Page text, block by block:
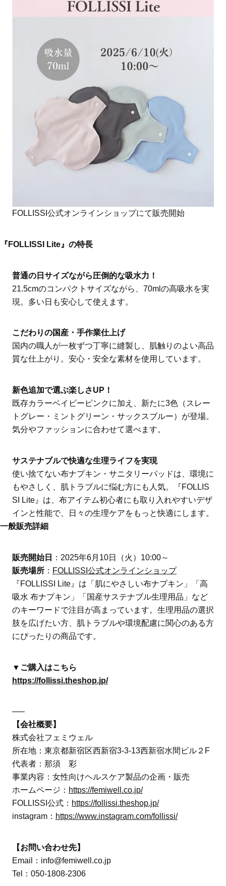
FOLLISSI公式オンラインショップにて販売開始
『FOLLISSI Lite』の特長
普通の日サイズながら圧倒的な吸水力！
21.5cmのコンパクトサイズながら、70mlの高吸水を実
現。多い日も安心して使えます。
こだわりの国産・手作業仕上げ
国内の職人が一枚ずつ丁寧に縫製し、肌触りのよい高品
質な仕上がり。安心・安全な素材を使用しています。
新色追加で選ぶ楽しさUP！
既存カラーベイビーピンクに加え、新たに3色（スレー
トグレー・ミントグリーン・サックスブルー）が登場。
気分やファッションに合わせて選べます。
サステナブルで快適な生理ライフを実現
使い捨てない布ナプキン・サニタリーパッドは、環境に
もやさしく、肌トラブルに悩む方にも人気。『FOLLIS
SI Lite』は、布アイテム初心者にも取り入れやすいデザ
インと性能で、日々の生理ケアをもっと快適にします。
一般販売詳細
販売開始日
：2025年6月10日（火）10:00～
販売場所： FOLLISSI公式オンラインショップ
『FOLLISSI Lite』は「肌にやさしい布ナプキン」「高
吸水 布ナプキン」「国産サステナブル生理用品」など
のキーワードで注目が高まっています。生理用品の選択
肢を広げたい方、肌トラブルや環境配慮に関心のある方
にぴったりの商品です。
▼ご購入はこちら
https://follissi.theshop.jp/
—–
【会社概要】
株式会社フェミウェル
所在地：東京都新宿区西新宿3-3-13西新宿水間ビル２F
代表者：那須 彩
事業内容：女性向けヘルスケア製品の企画・販売
ホームページ： https://femiwell.co.jp/
FOLLISSI公式： https://follissi.theshop.jp/
instagram： https://www.instagram.com/follissi/
【お問い合わせ先】
Email：info@femiwell.co.jp
Tel：050-1808-2306